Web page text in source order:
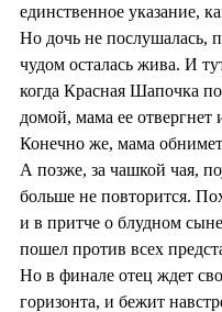
единственное указание,
Но дочь не послушалась,
чудом осталась жива. И
когда Красная Шапочка
домой, мама ее отвергнет
Конечно же, мама обнимет
А позже, за чашкой чая,
больше не повторится.
и в притче о блудном
пошел против всех
Но в финале отец ждет
горизонта, и бежит